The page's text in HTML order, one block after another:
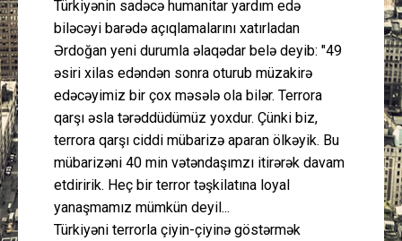
Türkiyənin sadəcə humanitar yardım edə
biləcəyi barədə açıqlamalarını xatırladan
Ərdoğan yeni durumla əlaqədar belə deyib: "49
əsiri xilas edəndən sonra oturub müzakirə
edəcəyimiz bir çox məsələ ola bilər. Terrora
qarşı əsla tərəddüdümüz yoxdur. Çünki biz,
terrora qarşı ciddi mübarizə aparan ölkəyik. Bu
mübarizəni 40 min vətəndaşımzı itirərək davam
etdiririk. Heç bir terror təşkilatına loyal
yanaşmamız mümkün deyil...
Türkiyəni terrorla çiyin-çiyinə göstərmək